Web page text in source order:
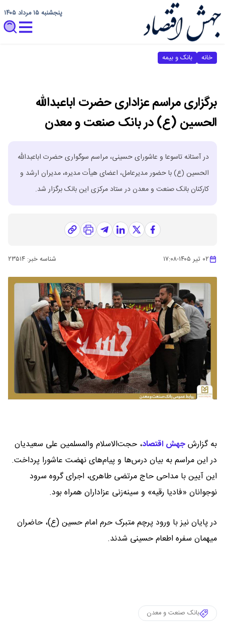
پنجشنبه ۱۵ مرداد ۱۴۰۵
خانه بانک و بیمه
برگزاری مراسم عزاداری حضرت اباعبدالله
الحسین (ع) در بانک صنعت و معدن
در آستانه تاسوعا و عاشورای حسینی، مراسم سوگواری حضرت اباعبدالله
الحسین (ع) با حضور مدیرعامل، اعضای هیأت مدیره، مدیران ارشد و
کارکنان بانک صنعت و معدن در ستاد مرکزی این بانک برگزار شد.
۰۲ تیر ۱۴۰۵ -۱۷:۰۸ شناسه خبر: ۲۳۵۱۴
به گزارشجهش اقتصاد، حجت‌الاسلام والمسلمین علی سعیدیان
در این مراسم به بیان درس‌ها و پیام‌های نهضت عاشورا پرداخت.
این آیین با مداحی حاج مرتضی طاهری، اجرای گروه سرود
نوجوانان «فادیا رقیه» و سینه‌زنی عزاداران همراه بود.
در پایان نیز با ورود پرچم متبرک حرم امام حسین (ع)، حاضران
میهمان سفره اطعام حسینی شدند.
بانک صنعت و معدن